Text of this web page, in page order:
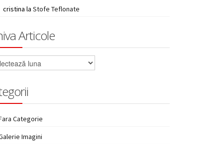
cristina laStofe Teflonate
Articole
Categorie
Imagini